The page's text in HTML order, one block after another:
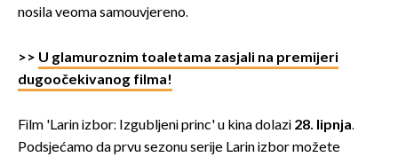
nosila veoma samouvjereno.
>> U glamuroznim toaletama zasjali na premijeri
dugoočekivanog filma!
Film 'Larin izbor: Izgubljeni princ' u kina dolazi 28. lipnja.
Podsjećamo da prvu sezonu serije Larin izbor možete